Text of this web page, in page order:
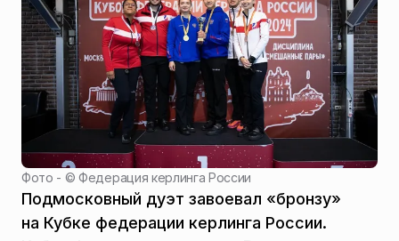
Фото - ©Федерация керлинга России
Подмосковный дуэт завоевал «бронзу»
на Кубке федерации керлинга России.